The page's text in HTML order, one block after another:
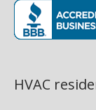
HVAC